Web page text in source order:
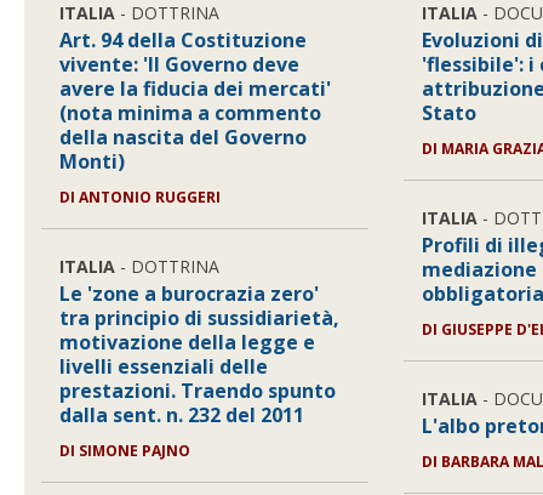
ITALIA - DOTTRINA
Art. 94 della Costituzione
vivente: 'Il Governo deve
avere la fiducia dei mercati'
(nota minima a commento
della nascita del Governo
Monti)
DI ANTONIO RUGGERI
ITALIA - DOTTRINA
Le 'zone a burocrazia zero'
tra principio di sussidiarietà,
motivazione della legge e
livelli essenziali delle
prestazioni. Traendo spunto
dalla sent. n. 232 del 2011
DI SIMONE PAJNO
ITALIA -
Evoluzioni
'flessibile':
Stato
DI MARIA
ITALIA -
Profili di
mediazione
DI GIUSEPPE
ITALIA -
L'albo
DI BARBARA